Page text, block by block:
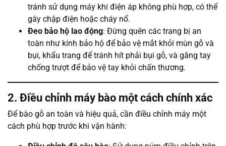
tránh sử dụng máy khi điện áp không phù hợp, có thể
gây chập điện hoặc cháy nổ.
Đeo bảo hộ lao động: Đừng quên các trang bị an
toàn như kính bảo hộ để bảo vệ mắt khỏi mùn gỗ và
bụi, khẩu trang để tránh hít phải bụi gỗ, và găng tay
chống trượt để bảo vệ tay khỏi chấn thương.
2. Điều chỉnh máy bào một cách chính xác
Để bào gỗ an toàn và hiệu quả, cần điều chỉnh máy một
cách phù hợp trước khi vận hành: